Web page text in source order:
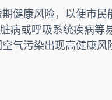
健康风险，以便市
病或呼吸系统疾病
气污染出现高健康风